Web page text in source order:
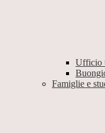
Ufficio
Famiglie e